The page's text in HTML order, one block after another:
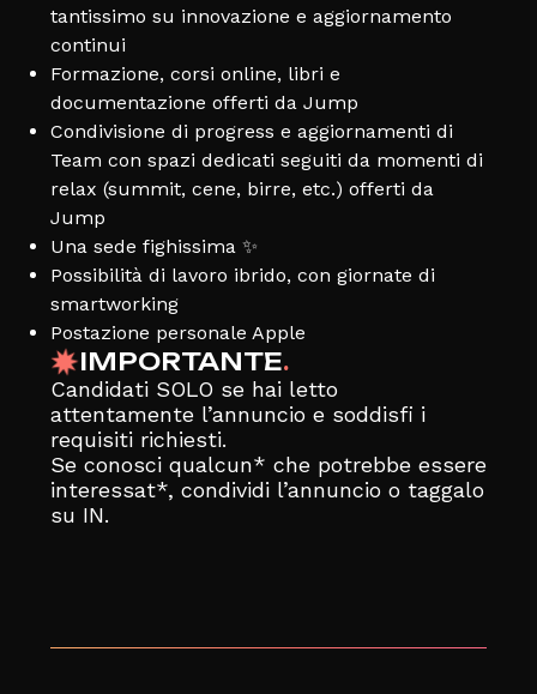
tantissimo su innovazione e aggiornamento
continui
Formazione, corsi online, libri e
documentazione offerti da Jump
Condivisione di progress e aggiornamenti di
Team con spazi dedicati seguiti da momenti di
relax (summit, cene, birre, etc.) offerti da
Jump
Una sede fighissima ✨
Possibilità di lavoro ibrido, con giornate di
smartworking
Postazione personale Apple
IMPORTANTE.
Candidati SOLO se hai letto
attentamente l’annuncio e soddisfi i
requisiti richiesti.
Se conosci qualcun* che potrebbe essere
interessat*, condividi l’annuncio o taggalo
su IN.